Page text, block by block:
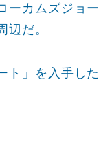
ーカムズジョー
辺だ。
ト」を入手した